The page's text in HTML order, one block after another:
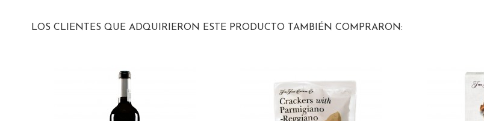
LOS CLIENTES QUE ADQUIRIERON ESTE PRODUCTO TAMBIÉN COMPRARON: